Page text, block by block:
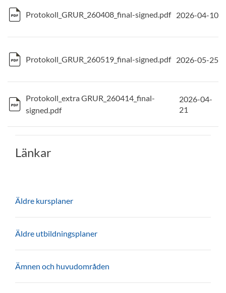
Protokoll_GRUR_260408_final-signed.pdf 2026-04-10
Protokoll_GRUR_260519_final-signed.pdf 2026-05-25
Protokoll_extra GRUR_260414_final-
signed.pdf
2026-04-
21
Länkar
Äldre kursplaner
Äldre utbildningsplaner
Ämnen och huvudområden